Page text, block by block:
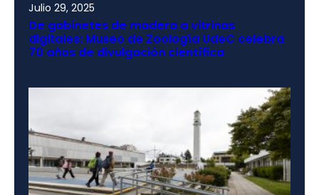
Julio 29, 2025
De gabinetes de madera a vitrinas
digitales: Museo de Zoología UdeC celebra
70 años de divulgación científica